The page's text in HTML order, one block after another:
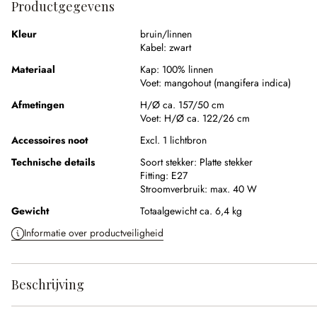
Productgegevens
Kleur
bruin/linnen
Kabel: zwart
Materiaal
Kap: 100% linnen
Voet: mangohout (mangifera indica)
Afmetingen
H/Ø ca. 157/50 cm
Voet: H/Ø ca. 122/26 cm
Accessoires noot
Excl. 1 lichtbron
Technische details
Soort stekker: Platte stekker
Fitting: E27
Stroomverbruik: max. 40 W
Gewicht
Totaalgewicht ca. 6,4 kg
Informatie over productveiligheid
Beschrijving